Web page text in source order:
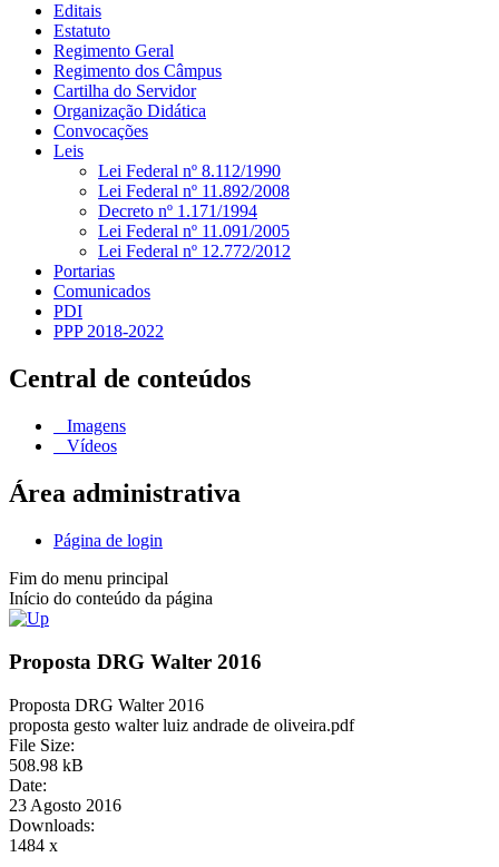
Editais
Estatuto
Regimento Geral
Regimento dos Câmpus
Cartilha do Servidor
Organização Didática
Convocações
Leis
Lei Federal nº 8.112/1990
Lei Federal nº 11.892/2008
Decreto nº 1.171/1994
Lei Federal nº 11.091/2005
Lei Federal nº 12.772/2012
Portarias
Comunicados
PDI
PPP 2018-2022
Central de conteúdos
Imagens
Vídeos
Área administrativa
Página de login
Fim do menu principal
Início do conteúdo da página
Proposta DRG Walter 2016
Proposta DRG Walter 2016
proposta gesto walter luiz andrade de oliveira.pdf
File Size:
508.98 kB
Date:
23 Agosto 2016
Downloads:
1484 x